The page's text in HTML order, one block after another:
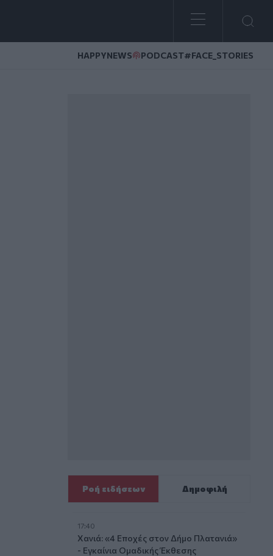
HAPPYNEWS PODCAST#FACE_STORIES
Ροή ειδήσεων Δημοφιλή
17:40
Χανιά: «4 Εποχές στον Δήμο Πλατανιά»
- Εγκαίνια Ομαδικής Έκθεσης